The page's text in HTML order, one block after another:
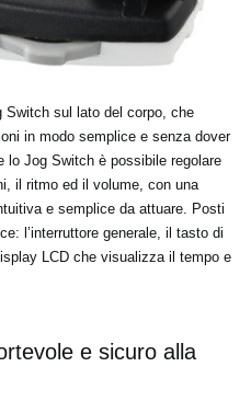
Switch sul lato del corpo, che
in modo semplice e senza dover
lo Jog Switch è possibile regolare
il ritmo ed il volume, con una
e semplice da attuare. Posti
l’interruttore generale, il tasto di
LCD che visualizza il tempo e
e sicuro alla